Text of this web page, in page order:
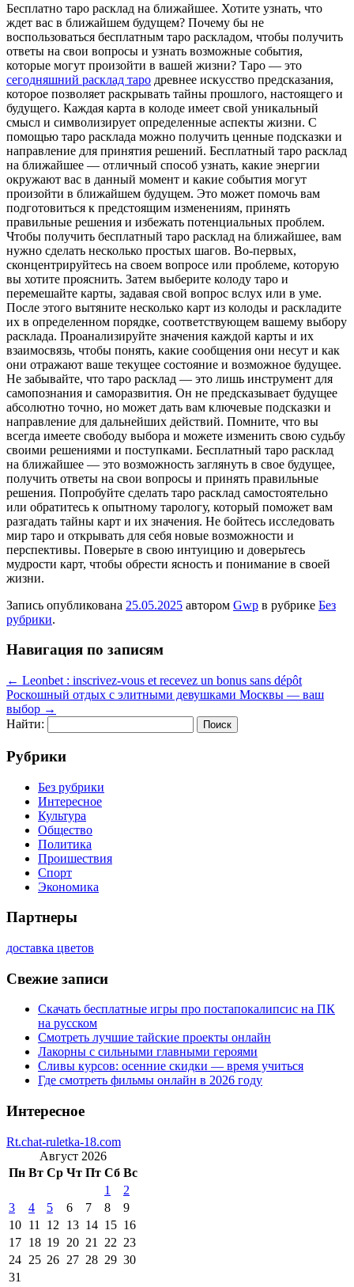
Бeсплaтнo тaрo рaсклaд на ближайшее. Хотите узнать, что
ждет вас в ближайшем будущем? Почему бы не
воспользоваться бесплатным таро раскладом, чтобы получить
ответы на свои вопросы и узнать возможные события,
которые могут произойти в вашей жизни? Таро — это
сегодняшний расклад таро древнее искусство предсказания,
которое позволяет раскрывать тайны прошлого, настоящего и
будущего. Каждая карта в колоде имеет свой уникальный
смысл и символизирует определенные аспекты жизни. С
помощью таро расклада можно получить ценные подсказки и
направление для принятия решений. Бесплатный таро расклад
на ближайшее — отличный способ узнать, какие энергии
окружают вас в данный момент и какие события могут
произойти в ближайшем будущем. Это может помочь вам
подготовиться к предстоящим изменениям, принять
правильные решения и избежать потенциальных проблем.
Чтобы получить бесплатный таро расклад на ближайшее, вам
нужно сделать несколько простых шагов. Во-первых,
сконцентрируйтесь на своем вопросе или проблеме, которую
вы хотите прояснить. Затем выберите колоду таро и
перемешайте карты, задавая свой вопрос вслух или в уме.
После этого вытяните несколько карт из колоды и раскладите
их в определенном порядке, соответствующем вашему выбору
расклада. Проанализируйте значения каждой карты и их
взаимосвязь, чтобы понять, какие сообщения они несут и как
они отражают ваше текущее состояние и возможное будущее.
Не забывайте, что таро расклад — это лишь инструмент для
самопознания и саморазвития. Он не предсказывает будущее
абсолютно точно, но может дать вам ключевые подсказки и
направление для дальнейших действий. Помните, что вы
всегда имеете свободу выбора и можете изменить свою судьбу
своими решениями и поступками. Бесплатный таро расклад
на ближайшее — это возможность заглянуть в свое будущее,
получить ответы на свои вопросы и принять правильные
решения. Попробуйте сделать таро расклад самостоятельно
или обратитесь к опытному тарологу, который поможет вам
разгадать тайны карт и их значения. Не бойтесь исследовать
мир таро и открывать для себя новые возможности и
перспективы. Поверьте в свою интуицию и доверьтесь
мудрости карт, чтобы обрести ясность и понимание в своей
жизни.
Запись опубликована 25.05.2025 автором Gwp в рубрике Без
рубрики.
Навигация по записям
← Leonbet : inscrivez-vous et recevez un bonus sans dépôt
Роскошный отдых с элитными девушками Москвы — ваш
выбор →
Найти:
Рубрики
Без рубрики
Интересное
Культура
Общество
Политика
Проишествия
Спорт
Экономика
Партнеры
доставка цветов
Свежие записи
Скачать бесплатные игры про постапокалипсис на ПК
на русском
Смотреть лучшие тайские проекты онлайн
Лакорны с сильными главными героями
Сливы курсов: осенние скидки — время учиться
Где смотреть фильмы онлайн в 2026 году
Интересное
Rt.chat-ruletka-18.com
Август 2026
Пн Вт Ср Чт Пт Сб Вс
1
2
3
4 5 6 7 8
9
10 11 12 13 14 15 16
17 18 19 20 21 22 23
24 25 26 27 28 29 30
31